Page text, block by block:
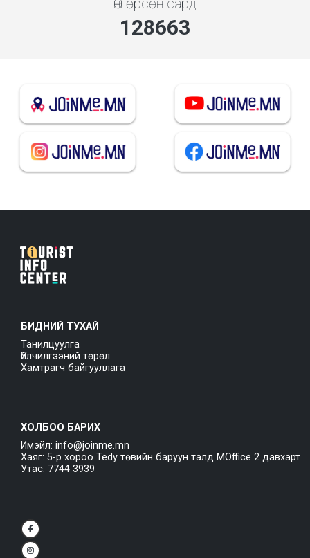
Өнгөрсөн сард
137853
БИДНИЙ ТУХАЙ
Танилцуулга
Үйлчилгээний төрөл
Хамтрагч байгууллага
ХОЛБОО БАРИХ
Имэйл: info@joinme.mn
Хаяг: 5-р хороо Tedy төвийн баруун талд MOffice 2 давхарт
Утас: 7744 3939